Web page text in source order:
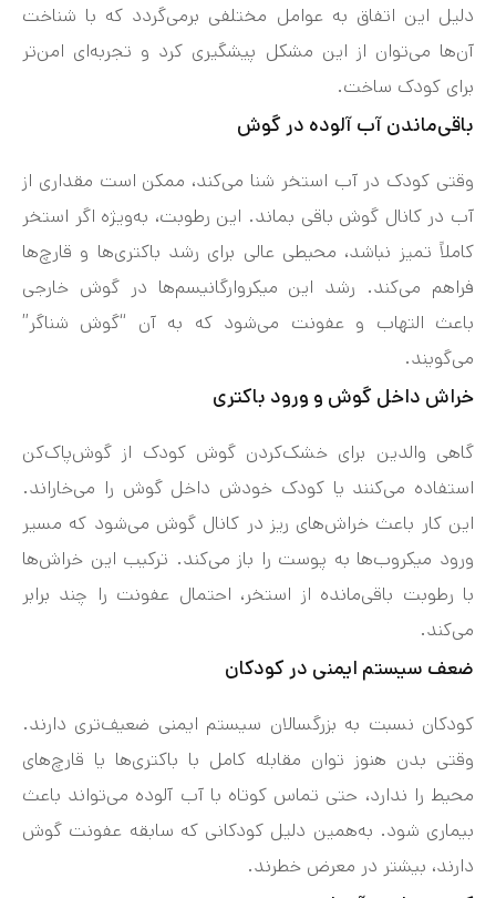
دلیل این اتفاق به عوامل مختلفی برمی‌گردد که با شناخت
آن‌ها می‌توان از این مشکل پیشگیری کرد و تجربه‌ای امن‌تر
برای کودک ساخت.
باقی‌ماندن آب آلوده در گوش
وقتی کودک در آب استخر شنا می‌کند، ممکن است مقداری از
آب در کانال گوش باقی بماند. این رطوبت، به‌ویژه اگر استخر
کاملاً تمیز نباشد، محیطی عالی برای رشد باکتری‌ها و قارچ‌ها
فراهم می‌کند. رشد این میکروارگانیسم‌ها در گوش خارجی
باعث التهاب و عفونت می‌شود که به آن “گوش شناگر”
می‌گویند.
خراش داخل گوش و ورود باکتری
گاهی والدین برای خشک‌کردن گوش کودک از گوش‌پاک‌کن
استفاده می‌کنند یا کودک خودش داخل گوش را می‌خاراند.
این کار باعث خراش‌های ریز در کانال گوش می‌شود که مسیر
ورود میکروب‌ها به پوست را باز می‌کند. ترکیب این خراش‌ها
با رطوبت باقی‌مانده از استخر، احتمال عفونت را چند برابر
می‌کند.
ضعف سیستم ایمنی در کودکان
کودکان نسبت به بزرگسالان سیستم ایمنی ضعیف‌تری دارند.
وقتی بدن هنوز توان مقابله کامل با باکتری‌ها یا قارچ‌های
محیط را ندارد، حتی تماس کوتاه با آب آلوده می‌تواند باعث
بیماری شود. به‌همین دلیل کودکانی که سابقه عفونت گوش
دارند، بیشتر در معرض خطرند.